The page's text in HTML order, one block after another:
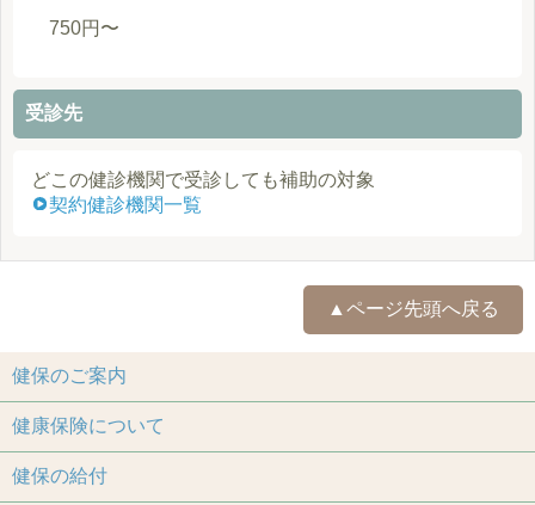
750円〜
受診先
どこの健診機関で受診しても補助の対象
契約健診機関一覧
▲ページ先頭へ戻る
健保のご案内
健康保険について
健保の給付